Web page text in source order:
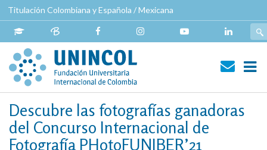
Pasar
al
contenido
principal
Titulación Colombiana y Española / Mexicana
principal
Descubre las fotografías ganadoras
del Concurso Internacional de
Fotografía PHotoFUNIBER’21